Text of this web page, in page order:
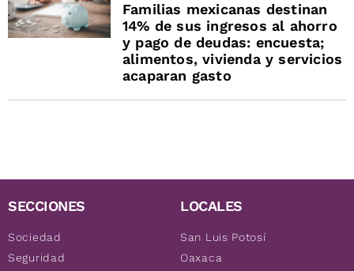
Familias mexicanas destinan
14% de sus ingresos al ahorro
y pago de deudas: encuesta;
alimentos, vivienda y servicios
acaparan gasto
SECCIONES
Sociedad
Seguridad
LOCALES
San Luis Potosí
Oaxaca